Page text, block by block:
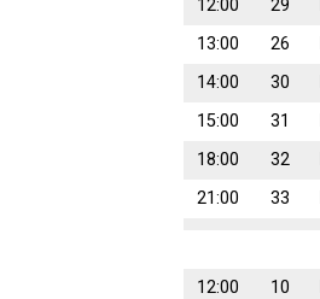
12:00
29
13:00
26
14:00
30
15:00
31
18:00
32
21:00
33
12:00
10